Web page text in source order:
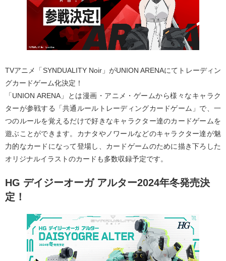
TVアニメ「SYNDUALITY Noir」がUNION ARENAにてトレーディン
グカードゲーム化決定！
「UNION ARENA」とは漫画・アニメ・ゲームから様々なキャラク
ターが参戦する「共通ルールトレーディングカードゲーム」で、一
つのルールを覚えるだけで好きなキャラクター達のカードゲームを
遊ぶことができます。カナタやノワールなどのキャラクター達が魅
力的なカードになって登場し、カードゲームのために描き下ろした
オリジナルイラストのカードも多数収録予定です。
HG デイジーオーガ アルター2024年冬発売決
定！